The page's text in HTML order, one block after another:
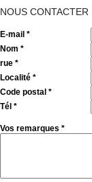
NOUS CONTACTER
E-mail *
Nom *
rue *
Localité *
Code postal *
Tél *
Vos remarques *